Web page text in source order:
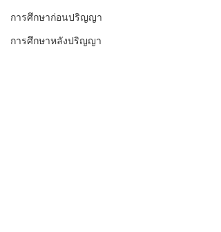
การศึกษาก่อนปริญญา
การศึกษาหลังปริญญา